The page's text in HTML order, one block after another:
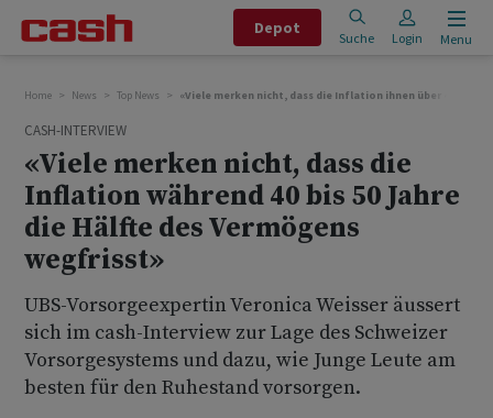
Depot
Suche Login Menu
Home News Top News «Viele merken nicht, dass die Inflation ihnen über 40 bis
CASH-INTERVIEW
«Viele merken nicht, dass die
Inflation während 40 bis 50 Jahre
die Hälfte des Vermögens
wegfrisst»
UBS-Vorsorgeexpertin Veronica Weisser äussert
sich im cash-Interview zur Lage des Schweizer
Vorsorgesystems und dazu, wie Junge Leute am
besten für den Ruhestand vorsorgen.